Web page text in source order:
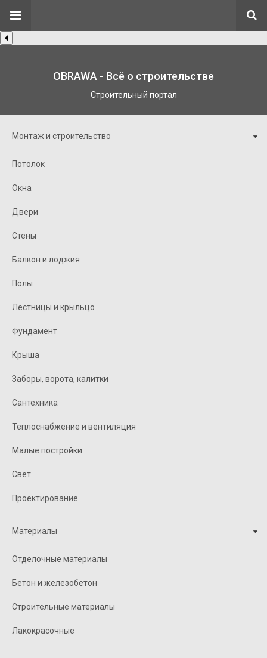
OBRAWA - Всё о строительстве
Строительный портал
Монтаж и строительство
Потолок
Окна
Двери
Стены
Балкон и лоджия
Полы
Лестницы и крыльцо
Фундамент
Крыша
Заборы, ворота, калитки
Сантехника
Теплоснабжение и вентиляция
Малые постройки
Свет
Проектирование
Материалы
Отделочные материалы
Бетон и железобетон
Строительные материалы
Лакокрасочные